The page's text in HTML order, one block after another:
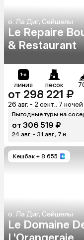
о. Ла Диг, Сейшелы
Le Repaire
& Restaurant
линия песок
от 298 221 ₽
26 авг. - 2 сент., 7 ночей
Выгодные туры на
от 306 519 ₽
24 авг. - 31 авг., 7 н.
Кешбэк + 8 655
о. Ла Диг, Сейшелы
Le Domaine